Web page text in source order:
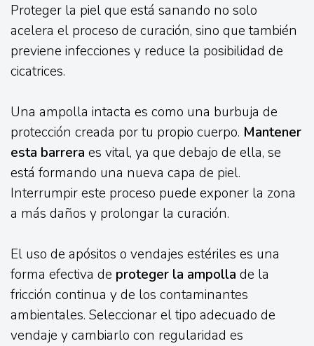
Proteger la piel que está sanando no solo
acelera el proceso de curación, sino que también
previene infecciones y reduce la posibilidad de
cicatrices.
Una ampolla intacta es como una burbuja de
protección creada por tu propio cuerpo. Mantener
esta barrera es vital, ya que debajo de ella, se
está formando una nueva capa de piel.
Interrumpir este proceso puede exponer la zona
a más daños y prolongar la curación.
El uso de apósitos o vendajes estériles es una
forma efectiva de proteger la ampolla de la
fricción continua y de los contaminantes
ambientales. Seleccionar el tipo adecuado de
vendaje y cambiarlo con regularidad es